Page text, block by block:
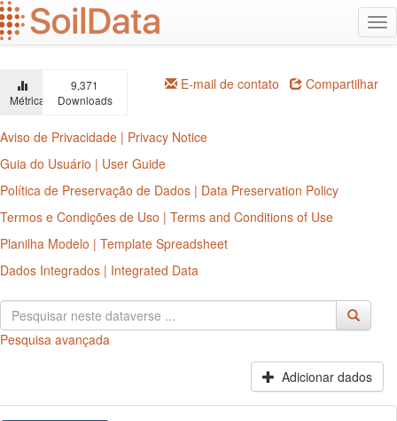
Ir
para
o
principal
Métricas
9,371
Downloads
E-mail de contato Compartilhar
Aviso de Privacidade | Privacy Notice
Guia do Usuário | User Guide
Política de Preservação de Dados | Data Preservation Policy
Termos e Condições de Uso | Terms and Conditions of Use
Planilha Modelo | Template Spreadsheet
Dados Integrados | Integrated Data
Pesquisa avançada
Adicionar dados